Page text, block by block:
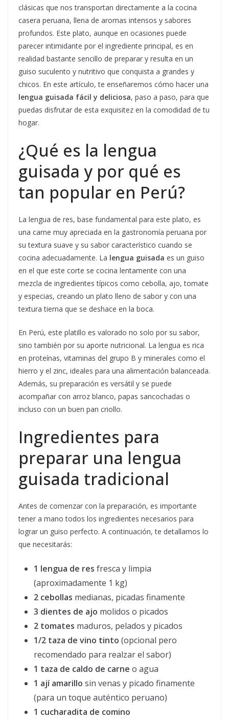
clásicas que nos transportan directamente a la cocina
casera peruana, llena de aromas intensos y sabores
profundos. Este plato, aunque en ocasiones puede
parecer intimidante por el ingrediente principal, es en
realidad bastante sencillo de preparar y resulta en un
guiso suculento y nutritivo que conquista a grandes y
chicos. En este artículo, te enseñaremos cómo hacer una
lengua guisada fácil y deliciosa, paso a paso, para que
puedas disfrutar de esta exquisitez en la comodidad de tu
hogar.
¿Qué es la lengua
guisada y por qué es
tan popular en Perú?
La lengua de res, base fundamental para este plato, es
una carne muy apreciada en la gastronomía peruana por
su textura suave y su sabor característico cuando se
cocina adecuadamente. La lengua guisada es un guiso
en el que este corte se cocina lentamente con una
mezcla de ingredientes típicos como cebolla, ajo, tomate
y especias, creando un plato lleno de sabor y con una
textura tierna que se deshace en la boca.
En Perú, este platillo es valorado no solo por su sabor,
sino también por su aporte nutricional. La lengua es rica
en proteínas, vitaminas del grupo B y minerales como el
hierro y el zinc, ideales para una alimentación balanceada.
Además, su preparación es versátil y se puede
acompañar con arroz blanco, papas sancochadas o
incluso con un buen pan criollo.
Ingredientes para
preparar una lengua
guisada tradicional
Antes de comenzar con la preparación, es importante
tener a mano todos los ingredientes necesarios para
lograr un guiso perfecto. A continuación, te detallamos lo
que necesitarás:
1 lengua de res fresca y limpia
(aproximadamente 1 kg)
2 cebollas medianas, picadas finamente
3 dientes de ajo molidos o picados
2 tomates maduros, pelados y picados
1/2 taza de vino tinto (opcional pero
recomendado para realzar el sabor)
1 taza de caldo de carne o agua
1 ají amarillo sin venas y picado finamente
(para un toque auténtico peruano)
1 cucharadita de comino